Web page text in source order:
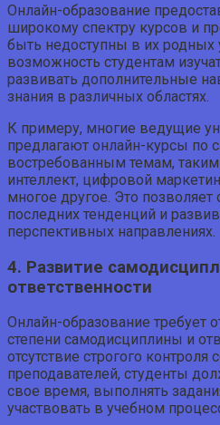
Онлайн-образование
широкому спектру курсов и
быть недоступны в их родных
возможность студентам
развивать дополнительные
знания в различных областях.
К примеру, многие ведущие
предлагают онлайн-курсы по
востребованным темам,
интеллект, цифровой
многое другое. Это
последних тенденций и
перспективных направлениях.
4. Развитие
ответственности
Онлайн-образование требует
степени самодисциплины и
отсутствие строгого контроля
преподавателей, студенты
свое время, выполнять
участвовать в учебном